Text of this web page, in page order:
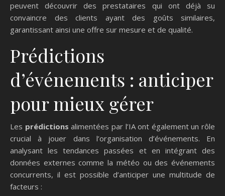
peuvent découvrir des prestataires qui ont déjà su
convaincre des clients ayant des goûts similaires,
garantissant ainsi une offre sur mesure et de qualité.
Prédictions
d’événements : anticiper
pour mieux gérer
Les prédictions alimentées par l’IA ont également un rôle
crucial à jouer dans l’organisation d’événements. En
analysant les tendances passées et en intégrant des
données externes comme la météo ou des événements
concurrents, il est possible d’anticiper une multitude de
facteurs :